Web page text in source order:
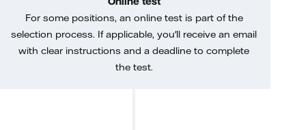
For some positions, an online test is part of the
selection process. If applicable, you'll receive an email
with clear instructions and a deadline to complete
the test.